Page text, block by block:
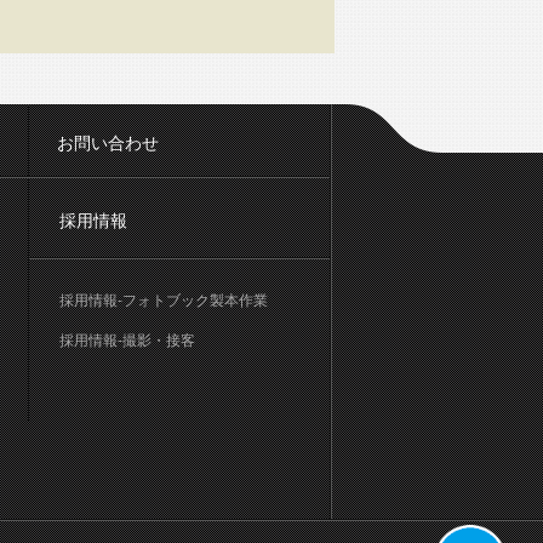
お問い合わせ
採用情報
採用情報-フォトブック製本作業
採用情報-撮影・接客